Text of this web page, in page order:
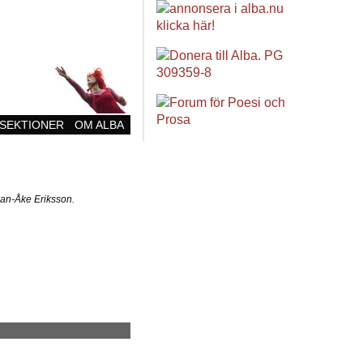
SEKTIONER OM ALBA
Åke Eriksson.